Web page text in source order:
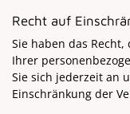
Recht auf
Sie haben das
Ihrer
Sie sich jederzeit an
Einschränkung der